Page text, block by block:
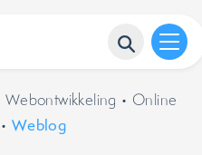
Webontwikkeling • Online
• Weblog